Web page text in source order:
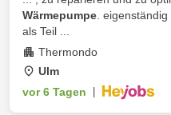
Wärmepumpe .
als Teil ...
Thermondo
Ulm
vor 6 Tagen